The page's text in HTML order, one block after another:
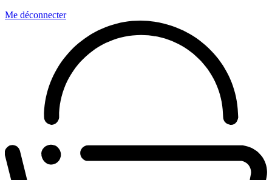
Me déconnecter